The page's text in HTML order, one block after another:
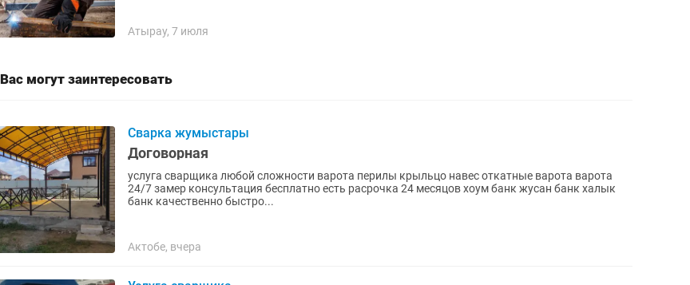
Атырау, 7 июля
Вас могут заинтересовать
Сварка жумыстары
Договорная
услуга сварщика любой сложности варота перилы крыльцо навес откатные варота варота
24/7 замер консультация бесплатно есть расрочка 24 месяцов хоум банк жусан банк халык
банк качественно быстро...
Актобе, вчера